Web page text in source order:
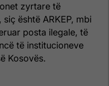
zyrtare të
është ARKEP, mbi
posta ilegale, të
të institucioneve
Kosovës.